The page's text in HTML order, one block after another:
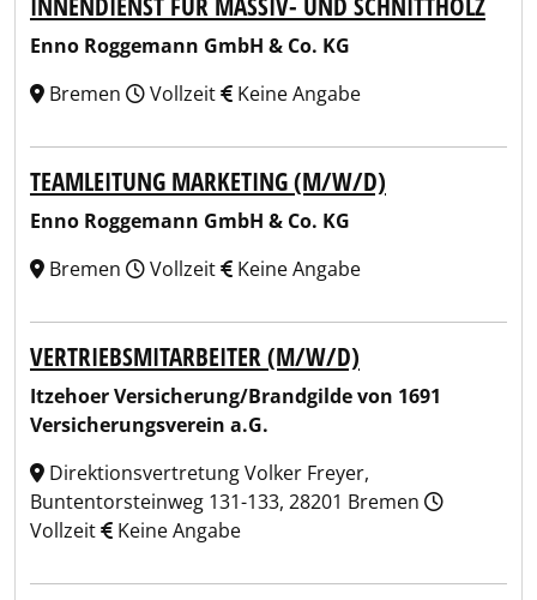
Enno Roggemann GmbH & Co. KG
Bremen
Vollzeit Keine Angabe
TEAMLEITUNG MARKETING (M/W/D)
Enno Roggemann GmbH & Co. KG
Bremen
Vollzeit Keine Angabe
VERTRIEBSMITARBEITER (M/W/D)
Itzehoer Versicherung/Brandgilde von 1691
Versicherungsverein a.G.
Direktionsvertretung Volker Freyer,
Buntentorsteinweg 131-133, 28201 Bremen
Vollzeit
Keine Angabe